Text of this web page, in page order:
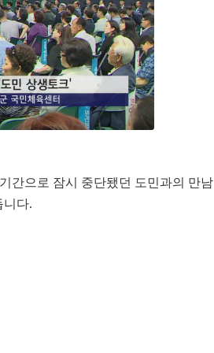
간으로 잠시 중단됐던 도민과의 만남
니다.